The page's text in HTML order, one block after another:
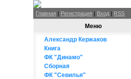
Главная | Регистрация | Вход | RSS
Меню
Александр Кержаков
Книга
ФК "Динамо"
Сборная
ФК "Севилья"